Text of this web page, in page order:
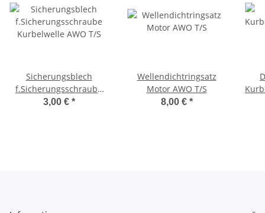
Sicherungsblech
f.Sicherungsschraube
Kurbelwelle AWO T/S
3,00 € *
Wellendichtringsatz
Motor AWO T/S
8,00 € *